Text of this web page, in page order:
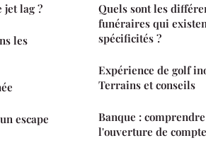
le jet lag ?
les
escape
Quels sont les
funéraires qui
spécificités ?
Expérience de golf
Terrains et conseils
Banque :
l'ouverture de compte